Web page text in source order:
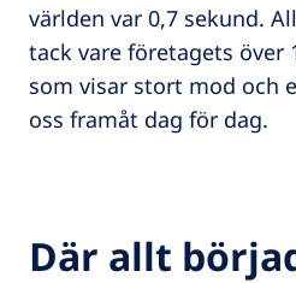
världen var 0,7 sekund.
tack vare företagets över
som visar stort mod och
oss framåt dag för dag.
Där allt